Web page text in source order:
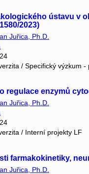
ústavu v
2023)
Juřica, Ph.D.
/ Specifický výzkum
enzymů
Juřica, Ph.D.
/ Interní projekty LF
farmakokinetiky,
Juřica, Ph.D.